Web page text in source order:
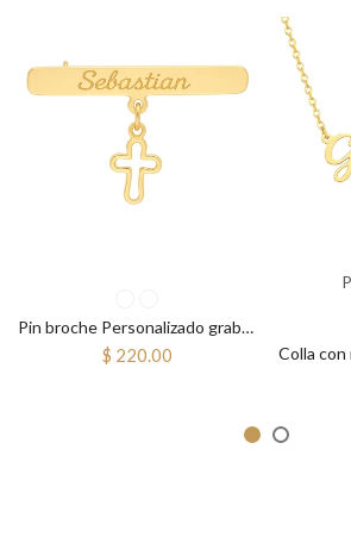
Pin broche Personalizado grabado fistol prendedor bautizo primera comunión cruz
$ 220.00